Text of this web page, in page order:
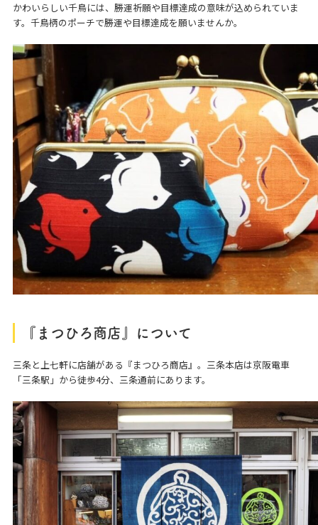
かわいらしい千鳥には、勝運祈願や目標達成の意味が込められていま
す。千鳥柄のポーチで勝運や目標達成を願いませんか。
『まつひろ商店』について
三条と上七軒に店舗がある『まつひろ商店』。三条本店は京阪電車
「三条駅」から徒歩4分、三条通前にあります。